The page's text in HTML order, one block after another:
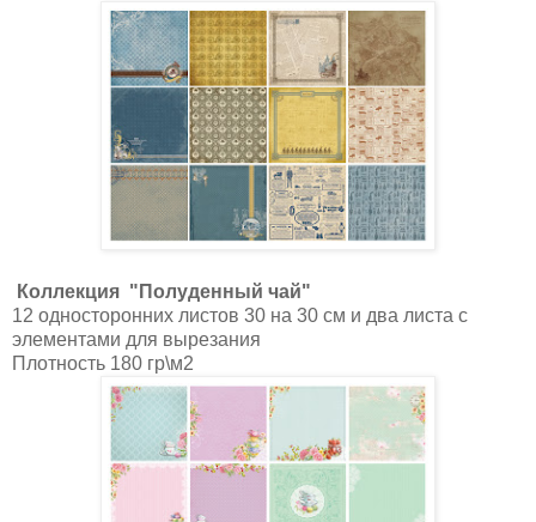
Коллекция "Полуденный чай"
12 односторонних листов 30 на 30 см и два листа с
элементами для вырезания
Плотность 180 гр\м2